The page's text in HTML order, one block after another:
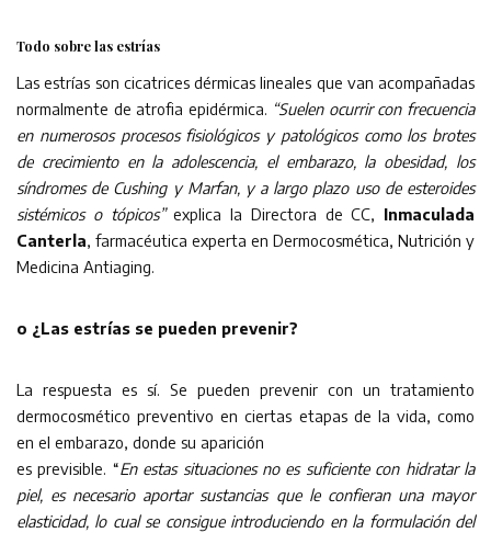
Todo sobre las estrías
Las estrías son cicatrices dérmicas lineales que van acompañadas
normalmente de atrofia epidérmica. “Suelen ocurrir con frecuencia
en numerosos procesos fisiológicos y patológicos como los brotes
de crecimiento en la adolescencia, el embarazo, la obesidad, los
síndromes de Cushing y Marfan, y a largo plazo uso de esteroides
sistémicos o tópicos”explica la Directora de CC, Inmaculada
Canterla, farmacéutica experta en Dermocosmética, Nutrición y
Medicina Antiaging.
o ¿Las estrías se pueden prevenir?
La respuesta es sí. Se pueden prevenir con un tratamiento
dermocosmético preventivo en ciertas etapas de la vida, como
en el embarazo, donde su aparición
es previsible. “En estas situaciones no es suficiente con hidratar la
piel, es necesario aportar sustancias que le confieran una mayor
elasticidad, lo cual se consigue introduciendo en la formulación del